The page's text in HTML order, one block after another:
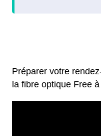
Préparer votre
la fibre optique Free